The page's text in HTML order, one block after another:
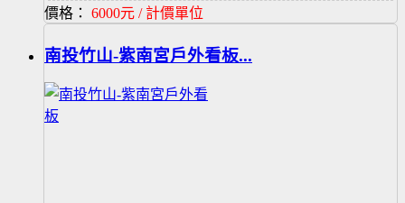
價格： 6000元 / 計價單位
南投竹山-紫南宮戶外看板...